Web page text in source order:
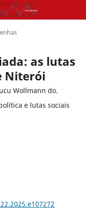
as lutas
Niterói
Wollmann do.
e lutas sociais